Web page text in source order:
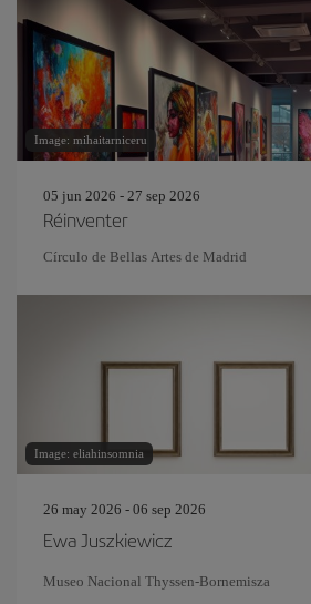
Image: mihaitarniceru
05 jun 2026 - 27 sep 2026
Réinventer
Círculo de Bellas Artes de Madrid
Image: eliahinsomnia
26 may 2026 - 06 sep 2026
Ewa Juszkiewicz
Museo Nacional Thyssen-Bornemisza